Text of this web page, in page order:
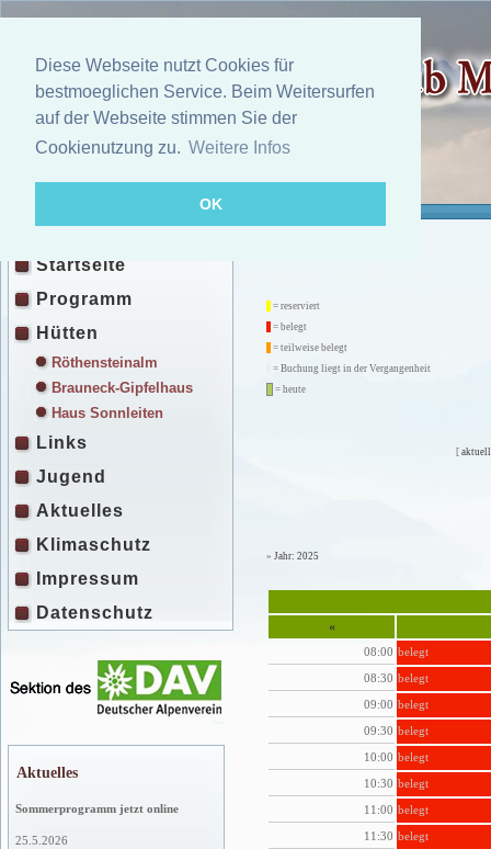
Diese Webseite nutzt Cookies für
bestmoeglichen Service. Beim Weitersurfen
auf der Webseite stimmen Sie der
Cookienutzung zu. Weitere Infos
OK
Startseite
Programm
Hütten
Röthensteinalm
Brauneck-Gipfelhaus
Haus Sonnleiten
Links
Jugend
Aktuelles
Klimaschutz
Impressum
Datenschutz
Aktuelles
Sommerprogramm jetzt online
25.5.2026
= reserviert
= belegt
= teilweise belegt
= Buchung liegt in der Vergangenheit
= heute
[
» Jahr: 2025
«
08:00 belegt
08:30 belegt
09:00 belegt
09:30 belegt
10:00 belegt
10:30 belegt
11:00 belegt
11:30 belegt